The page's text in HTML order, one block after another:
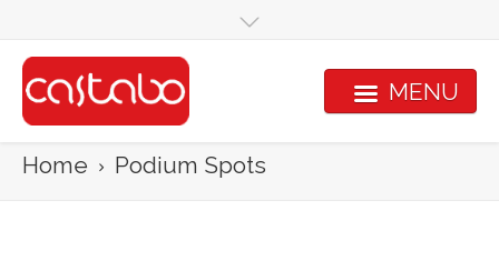
MENU
Home Podium Spots